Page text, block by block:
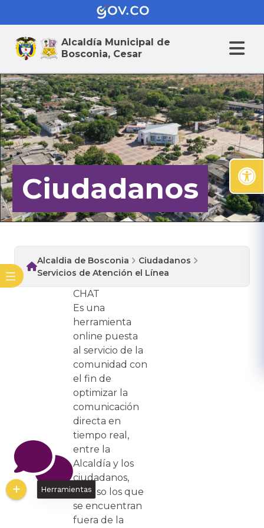
Alcaldía Municipal de
Bosconia, Cesar
Ciudadanos
Alcaldia de Bosconia
Ciudadanos
Servicios de Atención el Línea
CHAT
Es una
herramienta
online puesta
al servicio de la
comunidad con
el fin de
optimizar la
comunicación
directa en
tiempo real,
entre la
Alcaldía y los
ciudadanos,
incluso los que
se encuentran
fuera de la
Herramientas